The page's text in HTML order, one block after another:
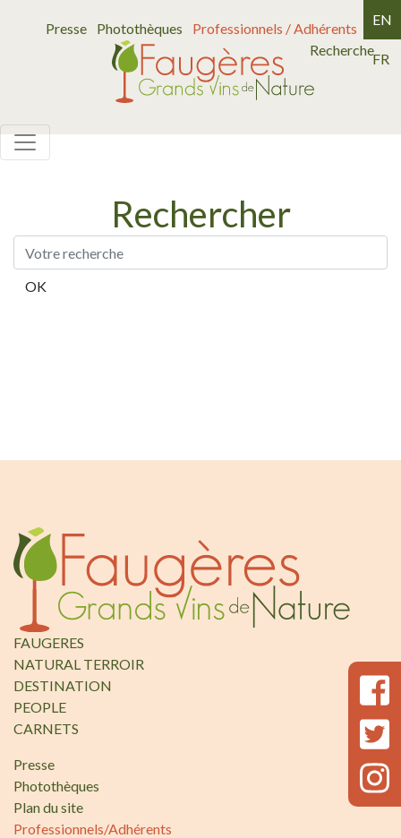
Presse Photothèques
Professionnels / Adhérents
Recherche
EN
FR
Rechercher
OK
FAUGERES
NATURAL TERROIR
DESTINATION
PEOPLE
CARNETS
Presse
Photothèques
Plan du site
Professionnels/Adhérents